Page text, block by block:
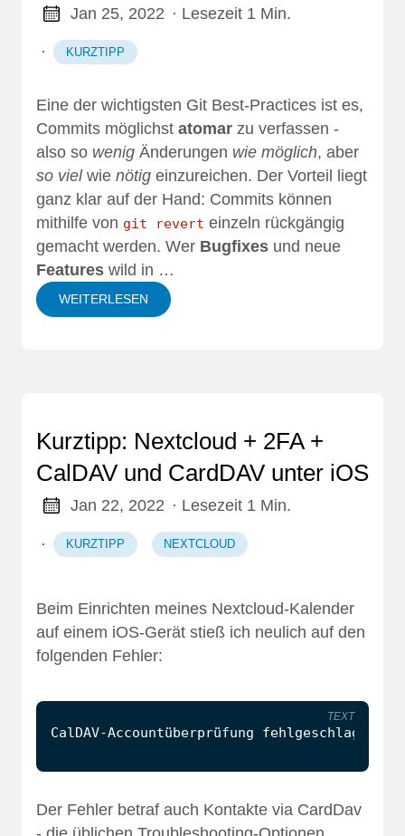
Jan 25, 2022 · Lesezeit 1 Min.
· KURZTIPP
Eine der wichtigsten Git Best-Practices ist es,
Commits möglichst atomar zu verfassen -
also so wenig Änderungen wie möglich, aber
so vielwie nötig einzureichen. Der Vorteil liegt
ganz klar auf der Hand: Commits können
mithilfe von git revert einzeln rückgängig
gemacht werden. Wer Bugfixes und neue
Features wild in …
WEITERLESEN
Kurztipp: Nextcloud + 2FA +
CalDAV und CardDAV unter iOS
Jan 22, 2022 · Lesezeit 1 Min.
· KURZTIPP NEXTCLOUD
Beim Einrichten meines Nextcloud-Kalender
auf einem iOS-Gerät stieß ich neulich auf den
folgenden Fehler:
TEXT
Der Fehler betraf auch Kontakte via CardDav